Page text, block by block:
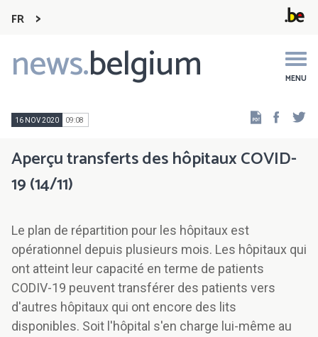
FR
news.belgium MENU
Main
navigation
16 NOV 2020 09:08
Aperçu transferts des hôpitaux COVID-
19 (14/11)
Le plan de répartition pour les hôpitaux est
opérationnel depuis plusieurs mois. Les hôpitaux qui
ont atteint leur capacité en terme de patients
CODIV-19 peuvent transférer des patients vers
d'autres hôpitaux qui ont encore des lits
disponibles. Soit l'hôpital s'en charge lui-même au